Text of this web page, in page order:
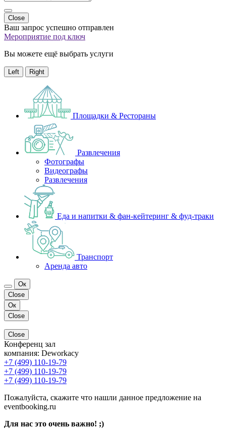
Close
Ваш запрос успешно отправлен
Мероприятие под ключ
Вы можете ещё выбрать услуги
Left Right
Площадки & Рестораны
Развлечения
Фотографы
Видеографы
Развлечения
Еда и напитки & фан-кейтеринг & фуд-траки
Транспорт
Аренда авто
Ок
Close
Ок
Close
Close
Конференц зал
компания: Deworkacy
+7 (499) 110-19-79
+7 (499) 110-19-79
+7 (499) 110-19-79
Пожалуйста, скажите что нашли данное предложение на
eventbooking.ru
Для нас это очень важно! ;)